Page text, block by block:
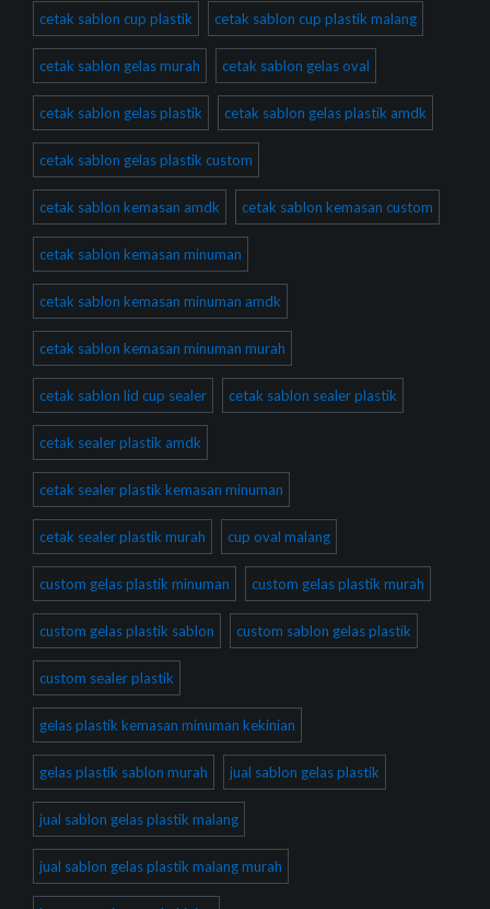
cetak sablon cup plastik cetak sablon cup plastik malang
cetak sablon gelas murah cetak sablon gelas oval
cetak sablon gelas plastik cetak sablon gelas plastik amdk
cetak sablon gelas plastik custom
cetak sablon kemasan amdk cetak sablon kemasan custom
cetak sablon kemasan minuman
cetak sablon kemasan minuman amdk
cetak sablon kemasan minuman murah
cetak sablon lid cup sealer cetak sablon sealer plastik
cetak sealer plastik amdk
cetak sealer plastik kemasan minuman
cetak sealer plastik murah cup oval malang
custom gelas plastik minuman custom gelas plastik murah
custom gelas plastik sablon custom sablon gelas plastik
custom sealer plastik
gelas plastik kemasan minuman kekinian
gelas plastik sablon murah jual sablon gelas plastik
jual sablon gelas plastik malang
jual sablon gelas plastik malang murah